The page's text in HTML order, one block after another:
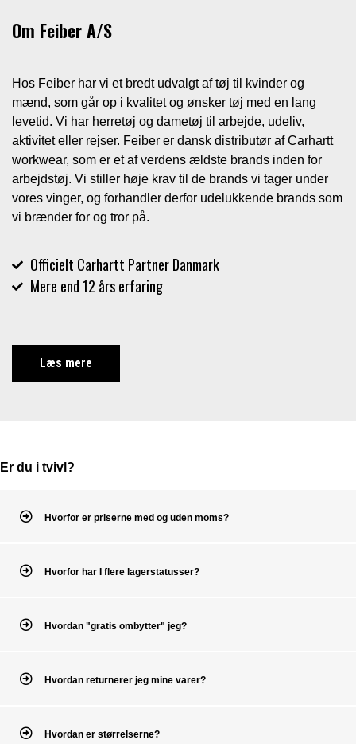
Om Feiber A/S
Hos Feiber har vi et bredt udvalgt af tøj til kvinder og
mænd, som går op i kvalitet og ønsker tøj med en lang
levetid. Vi har herretøj og dametøj til arbejde, udeliv,
aktivitet eller rejser. Feiber er dansk distributør af Carhartt
workwear, som er et af verdens ældste brands inden for
arbejdstøj. Vi stiller høje krav til de brands vi tager under
vores vinger, og forhandler derfor udelukkende brands som
vi brænder for og tror på.
Officielt Carhartt Partner Danmark
Mere end 12 års erfaring
Læs mere
Er du i tvivl?
Hvorfor er priserne med og uden moms?
Hvorfor har I flere lagerstatusser?
Hvordan "gratis ombytter" jeg?
Hvordan returnerer jeg mine varer?
Hvordan er størrelserne?